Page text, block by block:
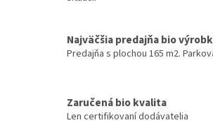
Najväčšia predajňa bio
Predajňa s plochou 165 m2.
Zaručená bio kvalita
Len certifikovaní dodávatelia